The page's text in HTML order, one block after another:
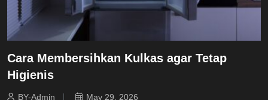
Cara Membersihkan Kulkas agar Tetap
Higienis
BY-Admin May 29, 2026